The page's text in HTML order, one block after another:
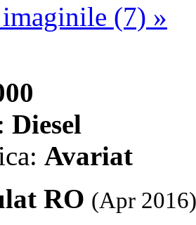
(7) »
Diesel
Avariat
RO (Apr 2016)